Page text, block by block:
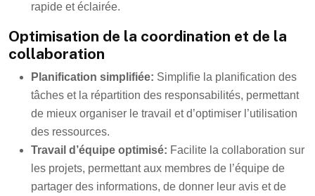
rapide et éclairée.
Optimisation de la coordination et de la
collaboration
Planification simplifiée: Simplifie la planification des
tâches et la répartition des responsabilités, permettant
de mieux organiser le travail et d’optimiser l’utilisation
des ressources.
Travail d’équipe optimisé: Facilite la collaboration sur
les projets, permettant aux membres de l’équipe de
partager des informations, de donner leur avis et de